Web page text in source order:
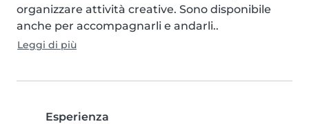
organizzare attività creative. Sono disponibile
anche per accompagnarli e andarli..
Leggi di più
Esperienza